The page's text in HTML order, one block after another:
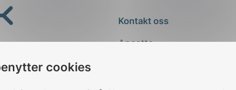
cookies
Kontakt oss
Ansatte